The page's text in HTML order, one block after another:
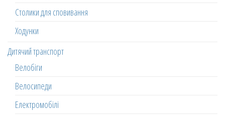
Столики для сповивання
Ходунки
Дитячий транспорт
Велобіги
Велосипеди
Електромобілі